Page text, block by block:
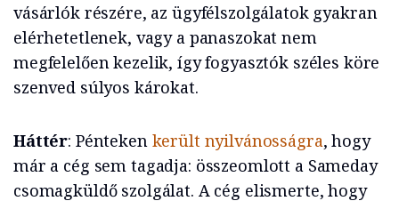
vásárlók részére, az ügyfélszolgálatok gyakran
elérhetetlenek, vagy a panaszokat nem
megfelelően kezelik, így fogyasztók széles köre
szenved súlyos károkat.
Háttér: Pénteken került nyilvánosságra, hogy
már a cég sem tagadja: összeomlott a Sameday
csomagküldő szolgálat. A cég elismerte, hogy